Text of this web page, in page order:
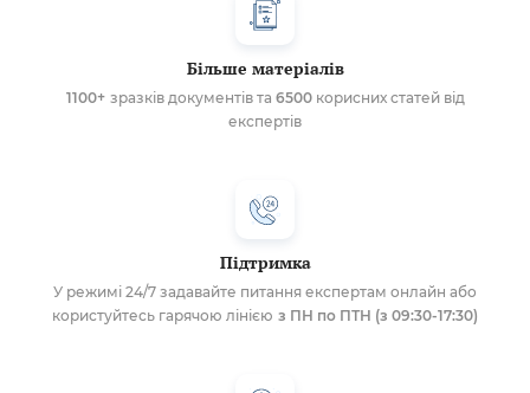
Більше матеріалів
1100+ зразків документів та 6500корисних статей від
експертів
Підтримка
У режимі 24/7 задавайте питання експертам онлайн або
користуйтесь гарячою лінією з ПН по ПТН (з 09:30-17:30)